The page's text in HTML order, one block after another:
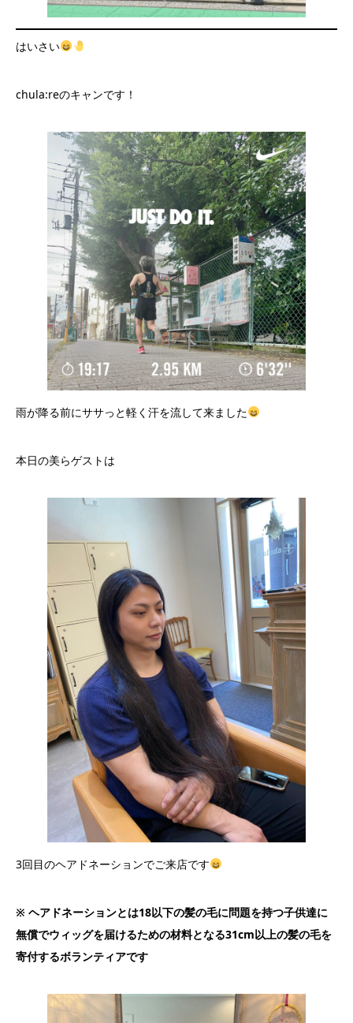
はいさい
chula:reのキャンです！
雨が降る前にササっと軽く汗を流して来ました
本日の美らゲストは
3回目のヘアドネーションでご来店です
※ ヘアドネーションとは18以下の髪の毛に問題を持つ子供達に
無償でウィッグを届けるための材料となる31cm以上の髪の毛を
寄付するボランティアです